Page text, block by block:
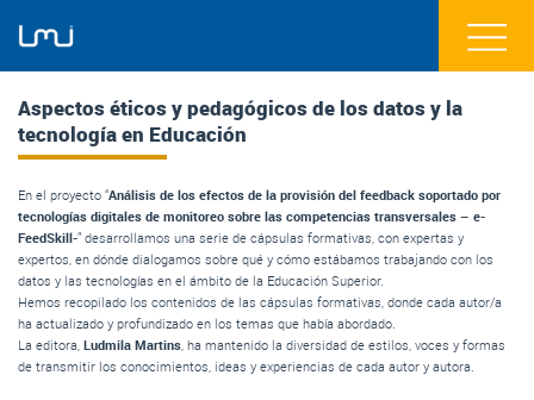
Aspectos éticos y pedagógicos de los datos y la
tecnología en Educación
En el proyecto “Análisis de los efectos de la provisión del feedback soportado por
tecnologías digitales de monitoreo sobre las competencias transversales – e-
FeedSkill-” desarrollamos una serie de cápsulas formativas, con expertas y
expertos, en dónde dialogamos sobre qué y cómo estábamos trabajando con los
datos y las tecnologías en el ámbito de la Educación Superior.
Hemos recopilado los contenidos de las cápsulas formativas, donde cada autor/a
ha actualizado y profundizado en los temas que había abordado.
La editora, Ludmila Martins, ha mantenido la diversidad de estilos, voces y formas
de transmitir los conocimientos, ideas y experiencias de cada autor y autora.